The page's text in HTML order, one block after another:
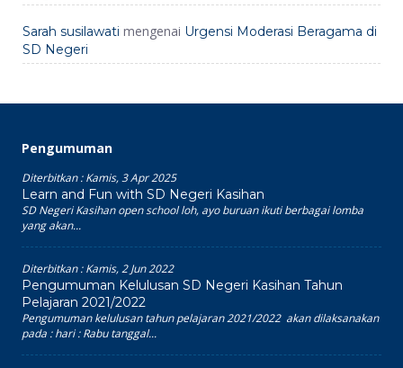
Sarah susilawati mengenai Urgensi Moderasi Beragama di
SD Negeri
Pengumuman
Diterbitkan :Kamis, 3 Apr 2025
Learn and Fun with SD Negeri Kasihan
SD Negeri Kasihan open school loh, ayo buruan ikuti berbagai lomba
yang akan...
Diterbitkan :Kamis, 2 Jun 2022
Pengumuman Kelulusan SD Negeri Kasihan Tahun
Pelajaran 2021/2022
Pengumuman kelulusan tahun pelajaran 2021/2022 akan dilaksanakan
pada : hari : Rabu tanggal...